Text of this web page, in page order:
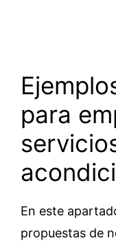
para
En este
propuestas de